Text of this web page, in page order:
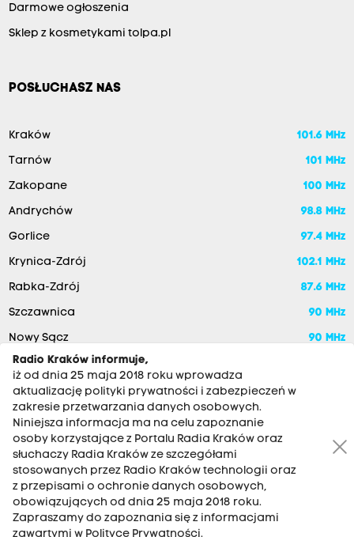
Darmowe ogłoszenia
Sklep z kosmetykami tolpa.pl
POSŁUCHASZ NAS
Kraków 101.6 MHz
Tarnów 101 MHz
Zakopane 100 MHz
Andrychów 98.8 MHz
Gorlice 97.4 MHz
Krynica-Zdrój 102.1 MHz
Rabka-Zdrój 87.6 MHz
Szczawnica 90 MHz
Nowy Sącz 90 MHz
RADIO KRAKÓW SA. Aleja Juliusza Słowackiego 22, 30-007
Kraków
Antena: 12 200 33 33
Radio Kraków informuje,
iż od dnia 25 maja 2018 roku wprowadza
aktualizację polityki prywatności i zabezpieczeń w
zakresie przetwarzania danych osobowych.
Niniejsza informacja ma na celu zapoznanie
osoby korzystające z Portalu Radia Kraków oraz
słuchaczy Radia Kraków ze szczegółami
stosowanych przez Radio Kraków technologii oraz
z przepisami o ochronie danych osobowych,
obowiązujących od dnia 25 maja 2018 roku.
Zapraszamy do zapoznania się z informacjami
zawartymi w Polityce Prywatności.